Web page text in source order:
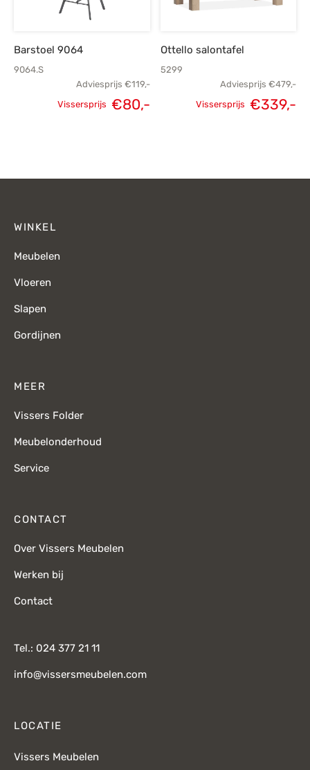
Barstoel 9064
9064.S
Adviesprijs €119,-
Vissersprijs €80,-
Ottello salontafel
5299
Adviesprijs €479,-
Vissersprijs €339,-
WINKEL
Meubelen
Vloeren
Slapen
Gordijnen
MEER
Vissers Folder
Meubelonderhoud
Service
CONTACT
Over Vissers Meubelen
Werken bij
Contact
Tel.: 024 377 21 11
info@vissersmeubelen.com
LOCATIE
Vissers Meubelen